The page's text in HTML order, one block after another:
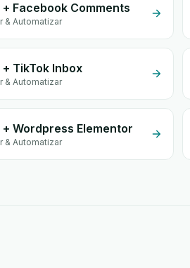
Facebook Comments
& Automatizar
TikTok Inbox
& Automatizar
Wordpress Elementor
& Automatizar